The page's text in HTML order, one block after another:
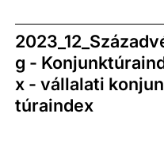
g -
x - vállalati
túraindex